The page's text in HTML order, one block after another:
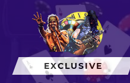
EXCLUSIVE